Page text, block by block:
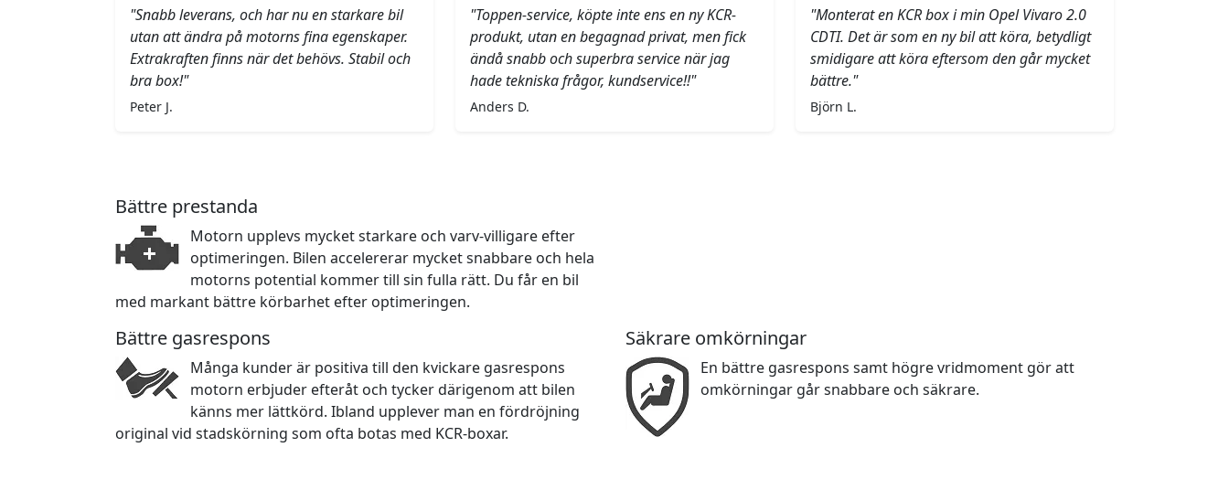
"Snabb leverans, och har nu en starkare bil
utan att ändra på motorns fina egenskaper.
Extrakraften finns när det behövs. Stabil och
bra box!"
Peter J.
"Toppen-service, köpte inte ens en ny KCR-
produkt, utan en begagnad privat, men fick
ändå snabb och superbra service när jag
hade tekniska frågor, kundservice!!"
Anders D.
"Monterat en KCR box i min Opel Vivaro 2.0
CDTI. Det är som en ny bil att köra, betydligt
smidigare att köra eftersom den går mycket
bättre."
Björn L.
Bättre prestanda
Motorn upplevs mycket starkare och varv-villigare efter
optimeringen. Bilen accelererar mycket snabbare och hela
motorns potential kommer till sin fulla rätt. Du får en bil
med markant bättre körbarhet efter optimeringen.
Bättre gasrespons
Många kunder är positiva till den kvickare gasrespons
motorn erbjuder efteråt och tycker därigenom att bilen
känns mer lättkörd. Ibland upplever man en fördröjning
original vid stadskörning som ofta botas med KCR-boxar.
Säkrare omkörningar
En bättre gasrespons samt högre vridmoment gör att
omkörningar går snabbare och säkrare.